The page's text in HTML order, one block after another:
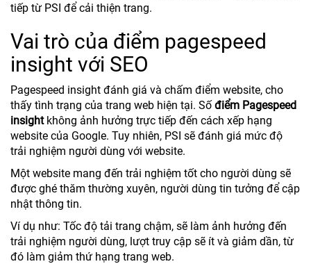
tiếp từ PSI để cải thiện trang.
Vai trò của điểm pagespeed
insight với SEO
Pagespeed insight đánh giá và chấm điểm website, cho
thấy tình trạng của trang web hiện tại. Sốđiểm Pagespeed
insight không ảnh hưởng trực tiếp đến cách xếp hạng
website của Google. Tuy nhiên, PSI sẽ đánh giá mức độ
trải nghiệm người dùng với website.
Một website mang đến trải nghiệm tốt cho người dùng sẽ
được ghé thăm thường xuyên, người dùng tin tưởng để cập
nhật thông tin.
Ví dụ như: Tốc độ tải trang chậm, sẽ làm ảnh hưởng đến
trải nghiệm người dùng, lượt truy cập sẽ ít và giảm dần, từ
đó làm giảm thứ hạng trang web.